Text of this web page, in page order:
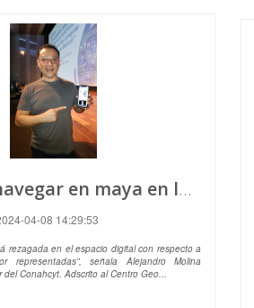
Se podría navegar en maya en la web
04-08 14:29:53
rezagada en el espacio digital con respecto a
representadas”, señala Alejandro Molina
del Conahcyt. Adscrito al Centro Geo...